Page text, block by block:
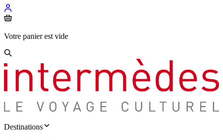
Votre panier est vide
Destinations